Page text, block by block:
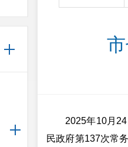
2025年10月24日
民政府第137次常